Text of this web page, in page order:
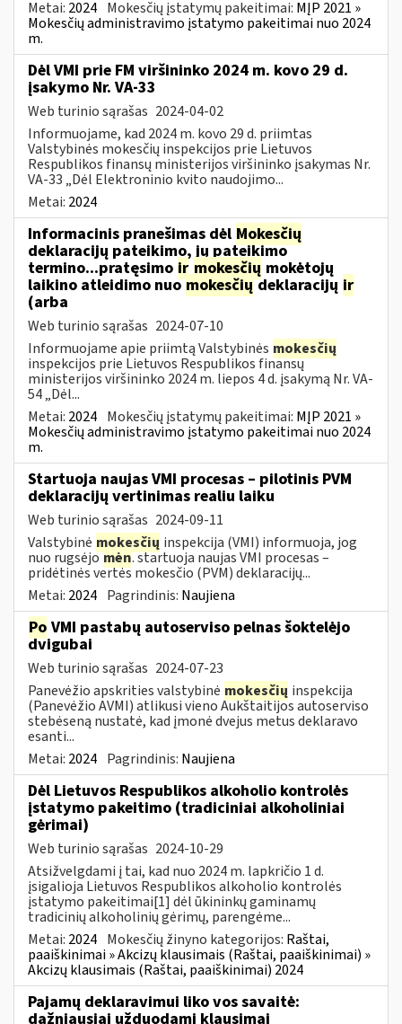
Metai: 2024 Mokesčių įstatymų pakeitimai: MĮP 2021 »
Mokesčių administravimo įstatymo pakeitimai nuo 2024
m.
Dėl VMI prie FM viršininko 2024 m. kovo 29 d.
įsakymo Nr. VA-33
Web turinio sąrašas 2024-04-02
Informuojame, kad 2024 m. kovo 29 d. priimtas
Valstybinės mokesčių inspekcijos prie Lietuvos
Respublikos finansų ministerijos viršininko įsakymas Nr.
VA-33 „Dėl Elektroninio kvito naudojimo...
Metai: 2024
Informacinis pranešimas dėl Mokesčių
deklaracijų pateikimo, jų pateikimo
termino...pratęsimo ir mokesčių mokėtojų
laikino atleidimo nuomokesčiųdeklaracijų ir
(arba
Web turinio sąrašas 2024-07-10
Informuojame apie priimtą Valstybinės mokesčių
inspekcijos prie Lietuvos Respublikos finansų
ministerijos viršininko 2024 m. liepos 4 d. įsakymą Nr. VA-
54 „Dėl...
Metai: 2024 Mokesčių įstatymų pakeitimai: MĮP 2021 »
Mokesčių administravimo įstatymo pakeitimai nuo 2024
m.
Startuoja naujas VMI procesas – pilotinis PVM
deklaracijų vertinimas realiu laiku
Web turinio sąrašas 2024-09-11
Valstybinė mokesčių inspekcija (VMI) informuoja, jog
nuo rugsėjomėn. startuoja naujas VMI procesas –
pridėtinės vertės mokesčio (PVM) deklaracijų...
Metai: 2024 Pagrindinis: Naujiena
Po VMI pastabų autoserviso pelnas šoktelėjo
dvigubai
Web turinio sąrašas 2024-07-23
Panevėžio apskrities valstybinė mokesčių inspekcija
(Panevėžio AVMI) atlikusi vieno Aukštaitijos autoserviso
stebėseną nustatė, kad įmonė dvejus metus deklaravo
esanti...
Metai: 2024 Pagrindinis: Naujiena
Dėl Lietuvos Respublikos alkoholio kontrolės
įstatymo pakeitimo (tradiciniai alkoholiniai
gėrimai)
Web turinio sąrašas 2024-10-29
Atsižvelgdami į tai, kad nuo 2024 m. lapkričio 1 d.
įsigalioja Lietuvos Respublikos alkoholio kontrolės
įstatymo pakeitimai[1] dėl ūkininkų gaminamų
tradicinių alkoholinių gėrimų, parengėme...
Metai: 2024 Mokesčių žinyno kategorijos: Raštai,
paaiškinimai » Akcizų klausimais (Raštai, paaiškinimai) »
Akcizų klausimais (Raštai, paaiškinimai) 2024
Pajamų deklaravimui liko vos savaitė:
dažniausiai užduodami klausimai